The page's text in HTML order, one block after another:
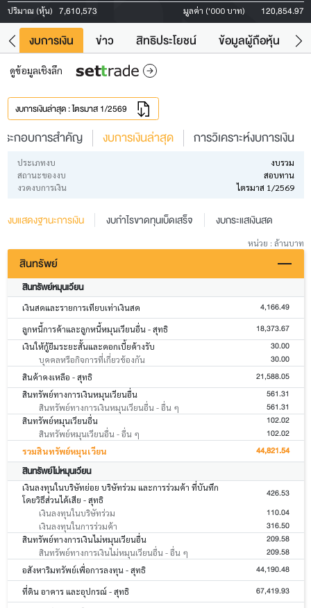
ปริมาณ (หุ้น) 7,610,573 มูลค่า ('000 บาท) 120,854.97
งบการเงิน ข่าว สิทธิประโยชน์ ข้อมูลผู้ถือหุ้น
ดูข้อมูลเชิงลึก
งบการเงินล่าสุด : ไตรมาส 1/2569
ะกอบการสำคัญ งบการเงินล่าสุด การวิเคราะห์งบการเงิน
ประเภทงบ
งบรวม
สถานะของงบ
สอบทาน
งวดงบการเงิน
ไตรมาส 1/2569
งบแสดงฐานะการเงิน งบกำไรขาดทุนเบ็ดเสร็จ งบกระแสเงินสด
หน่วย : ล้านบาท
สินทรัพย์
สินทรัพย์หมุนเวียน
เงินสดและรายการเทียบเท่าเงินสด 4,166.49
ลูกหนี้การค้าและลูกหนี้หมุนเวียนอื่น - สุทธิ 18,373.67
เงินให้กู้ยืมระยะสั้นและดอกเบี้ยค้างรับ 30.00
บุคคลหรือกิจการที่เกี่ยวข้องกัน 30.00
สินค้าคงเหลือ - สุทธิ 21,588.05
สินทรัพย์ทางการเงินหมุนเวียนอื่น 561.31
สินทรัพย์ทางการเงินหมุนเวียนอื่น - อื่น ๆ 561.31
สินทรัพย์หมุนเวียนอื่น 102.02
สินทรัพย์หมุนเวียนอื่น - อื่น ๆ 102.02
รวมสินทรัพย์หมุนเวียน 44,821.54
สินทรัพย์ไม่หมุนเวียน
เงินลงทุนในบริษัทย่อย บริษัทร่วม และการร่วมค้า ที่บันทึก
โดยวิธีส่วนได้เสีย - สุทธิ
426.53
เงินลงทุนในบริษัทร่วม 110.04
เงินลงทุนในการร่วมค้า 316.50
สินทรัพย์ทางการเงินไม่หมุนเวียนอื่น 209.58
สินทรัพย์ทางการเงินไม่หมุนเวียนอื่น - อื่น ๆ 209.58
อสังหาริมทรัพย์เพื่อการลงทุน - สุทธิ 44,190.48
ที่ดิน อาคาร และอุปกรณ์ - สุทธิ 67,419.93